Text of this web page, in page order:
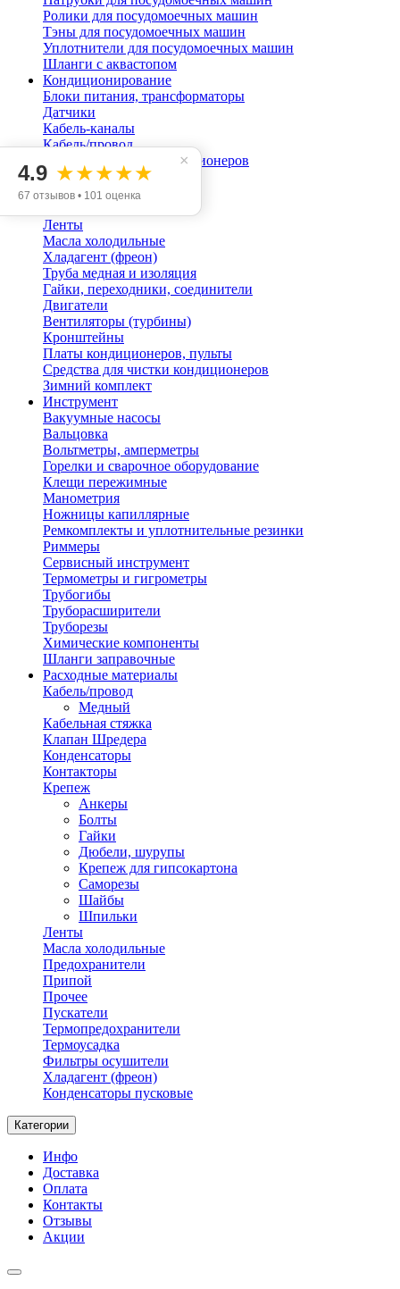
Ролики для посудомоечных машин
Тэны для посудомоечных машин
Уплотнители для посудомоечных машин
Шланги с аквастопом
Кондиционирование
Блоки питания, трансформаторы
Датчики
Кабель-каналы
Кабель/провод
Компрессоры для кондиционеров
Конденсаторы пусковые
Кондиционеры
Ленты
Масла холодильные
Хладагент (фреон)
Труба медная и изоляция
Гайки, переходники, соединители
Двигатели
Вентиляторы (турбины)
Кронштейны
Платы кондиционеров, пульты
Средства для чистки кондиционеров
Зимний комплект
Инструмент
Вакуумные насосы
Вальцовка
Вольтметры, амперметры
Горелки и сварочное оборудование
Клещи пережимные
Манометрия
Ножницы капиллярные
Ремкомплекты и уплотнительные резинки
Риммеры
Сервисный инструмент
Термометры и гигрометры
Трубогибы
Труборасширители
Труборезы
Химические компоненты
Шланги заправочные
Расходные материалы
Кабель/провод
Медный
Кабельная стяжка
Клапан Шредера
Конденсаторы
Контакторы
Крепеж
Анкеры
Болты
Гайки
Дюбели, шурупы
Крепеж для гипсокартона
Саморезы
Шайбы
Шпильки
Ленты
Масла холодильные
Предохранители
Припой
Прочее
Пускатели
Термопредохранители
Термоусадка
Фильтры осушители
Хладагент (фреон)
Конденсаторы пусковые
Категории
Инфо
Доставка
Оплата
Контакты
Отзывы
Акции
×
4.9 ★★★★★
67 отзывов • 101 оценка